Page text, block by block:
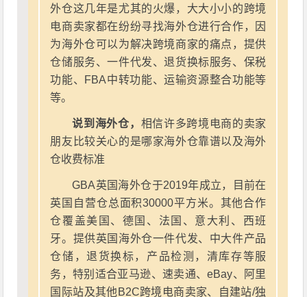
外仓这几年是尤其的火爆，大大小小的跨境
电商卖家都在纷纷寻找海外仓进行合作，因
为海外仓可以为解决跨境商家的痛点，提供
仓储服务、一件代发、退货换标服务、保税
功能、FBA中转功能、运输资源整合功能等
等。
说到海外仓， 相信许多跨境电商的卖家
朋友比较关心的是哪家海外仓靠谱以及海外
仓收费标准
GBA英国海外仓于2019年成立，目前在
英国自营仓总面积30000平方米。其他合作
仓覆盖美国、德国、法国、意大利、西班
牙。提供英国海外仓一件代发、中大件产品
仓储，退货换标，产品检测，清库存等服
务，特别适合亚马逊、速卖通、eBay、阿里
国际站及其他B2C跨境电商卖家、自建站/独